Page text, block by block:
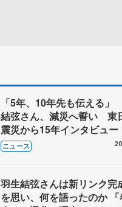
「5年、10年先も伝える
結弦さん、減災へ誓い 東
震災から15年インタビュー
ニュース
羽生結弦さんは新リンク完
を思い、何を語ったのか